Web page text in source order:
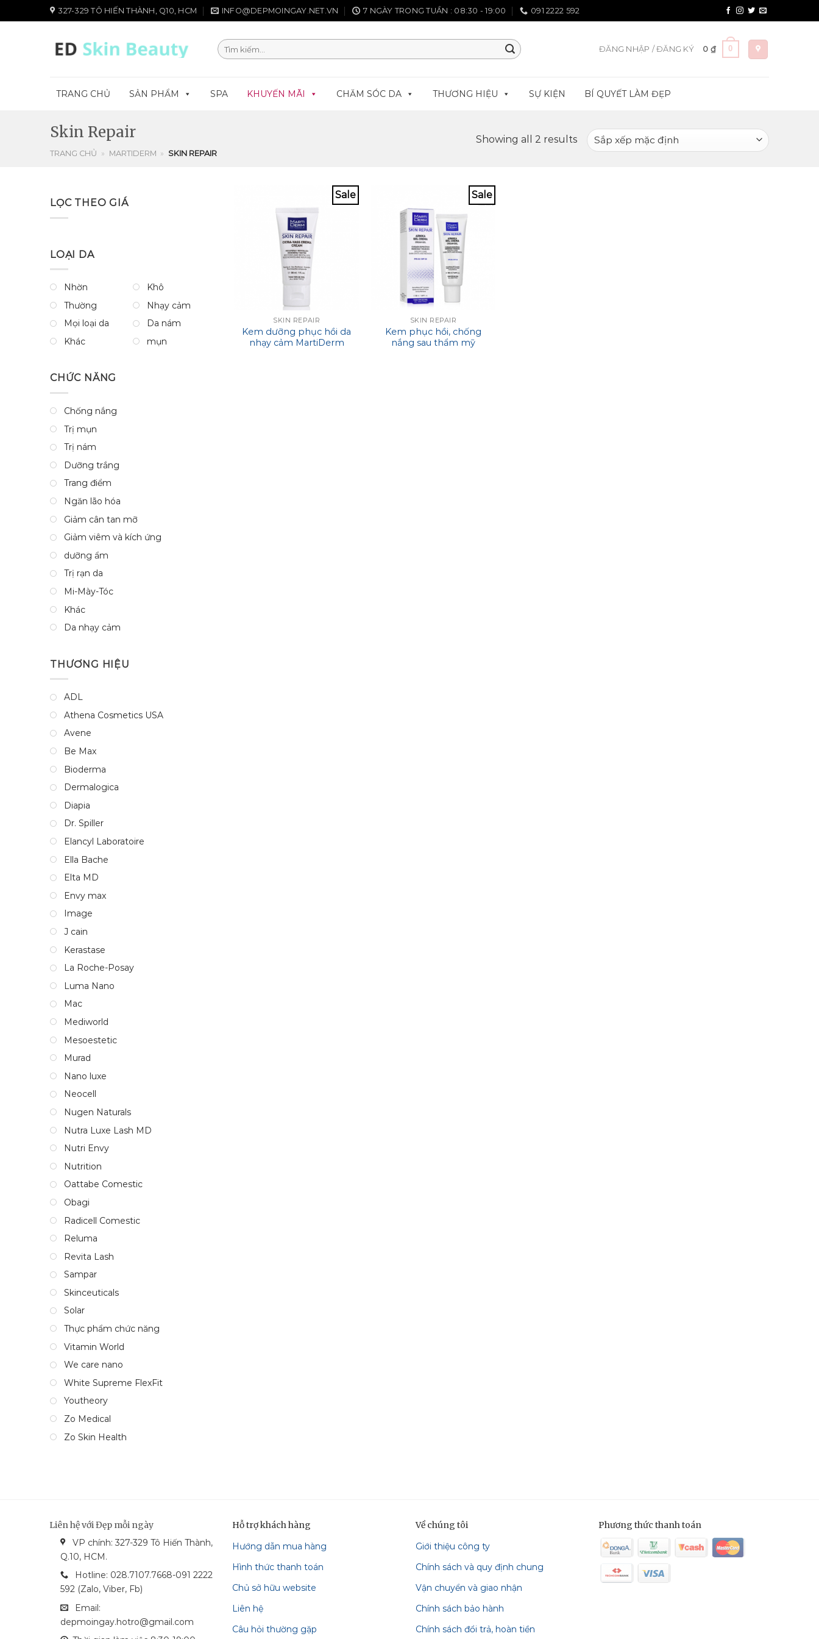
đến
327-329 TÔ HIẾN THÀNH, Q10, HCM INFO@DEPMOINGAY.NET.VN 7 NGÀY TRONG TUẦN : 08:30 - 19:00 091 2222 592
Tìm
kiếm:
ĐĂNG NHẬP / ĐĂNG KÝ 0 ₫ 0
TRANG CHỦ SẢN PHẨM SPA KHUYẾN MÃI CHĂM SÓC DA THƯƠNG HIỆU SỰ KIỆN BÍ QUYẾT LÀM ĐẸP
Skin Repair
TRANG CHỦ » MARTIDERM » SKIN REPAIR
Showing all 2 results
LỌC THEO GIÁ
LOẠI DA
Nhờn
Khô
Thường
Nhạy cảm
Mọi loại da
Da nám
Khác
mụn
CHỨC NĂNG
Chống nắng
Trị mụn
Trị nám
Dưỡng trắng
Trang điểm
Ngăn lão hóa
Giảm cân tan mỡ
Giảm viêm và kích ứng
dưỡng ẩm
Trị rạn da
Mi-Mày-Tóc
Khác
Da nhạy cảm
THƯƠNG HIỆU
ADL
Athena Cosmetics USA
Avene
Be Max
Bioderma
Dermalogica
Diapia
Dr. Spiller
Elancyl Laboratoire
Ella Bache
Elta MD
Envy max
Image
J cain
Kerastase
La Roche-Posay
Luma Nano
Mac
Mediworld
Mesoestetic
Murad
Nano luxe
Neocell
Nugen Naturals
Nutra Luxe Lash MD
Nutri Envy
Nutrition
Oattabe Comestic
Obagi
Radicell Comestic
Reluma
Revita Lash
Sampar
Skinceuticals
Solar
Thực phẩm chức năng
Vitamin World
We care nano
White Supreme FlexFit
Youtheory
Zo Medical
Zo Skin Health
Sale
SKIN REPAIR
Kem dưỡng phục hồi da
nhạy cảm MartiDerm
Sale
SKIN REPAIR
Kem phục hồi, chống
nắng sau thẩm mỹ
Liên hệ với Đẹp mỗi ngày
VP chính: 327-329 Tô Hiến Thành,
Q.10, HCM.
Hotline: 028.7107.7668-091 2222
592 (Zalo, Viber, Fb)
Email:
depmoingay.hotro@gmail.com
Hỗ trợ khách hàng
Hướng dẫn mua hàng
Hình thức thanh toán
Chủ sở hữu website
Liên hệ
Câu hỏi thường gặp
Về chúng tôi
Giới thiệu công ty
Chính sách và quy định chung
Vận chuyển và giao nhận
Chính sách bảo hành
Chính sách đổi trả, hoàn tiền
Phương thức thanh toán
vietcom_bank
vcash_bankmastercard